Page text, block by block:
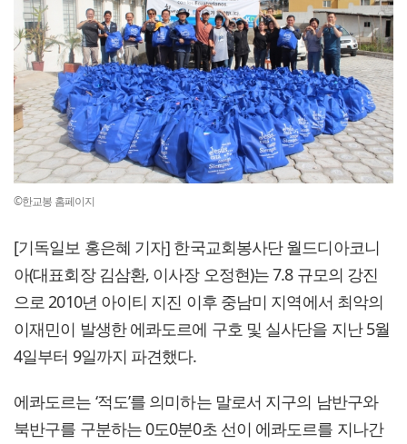
©한교봉 홈페이지
[기독일보 홍은혜 기자] 한국교회봉사단 월드디아코니
아(대표회장 김삼환, 이사장 오정현)는 7.8 규모의 강진
으로 2010년 아이티 지진 이후 중남미 지역에서 최악의
이재민이 발생한 에콰도르에 구호 및 실사단을 지난 5월
4일부터 9일까지 파견했다.
에콰도르는 ‘적도’를 의미하는 말로서 지구의 남반구와
북반구를 구분하는 0도0분0초 선이 에콰도르를 지나간